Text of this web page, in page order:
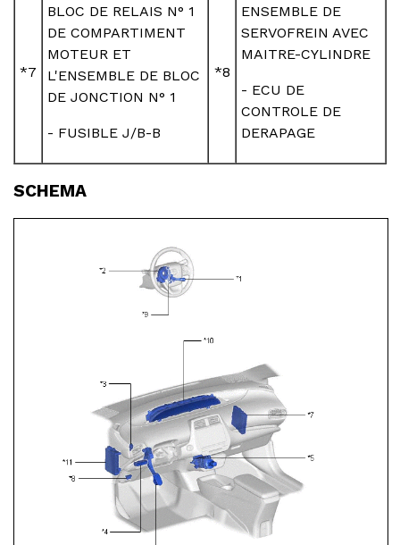
*7
BLOC DE RELAIS N° 1
DE COMPARTIMENT
MOTEUR ET
L'ENSEMBLE DE BLOC
DE JONCTION N° 1
- FUSIBLE J/B-B
*8
ENSEMBLE DE
SERVOFREIN AVEC
MAITRE-CYLINDRE
- ECU DE
CONTROLE DE
DERAPAGE
SCHEMA